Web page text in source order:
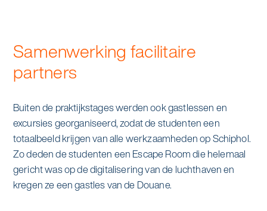
Samenwerking facilitaire
partners
Buiten de praktijkstages werden ook gastlessen en
excursies georganiseerd, zodat de studenten een
totaalbeeld krijgen van alle werkzaamheden op Schiphol.
Zo deden de studenten een Escape Room die helemaal
gericht was op de digitalisering van de luchthaven en
kregen ze een gastles van de Douane.